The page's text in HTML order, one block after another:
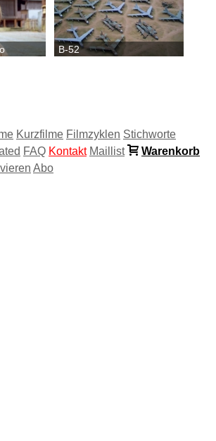
B-52
Kurzfilme Filmzyklen Stichworte
FAQ Kontakt Maillist
Warenkorb
Abo